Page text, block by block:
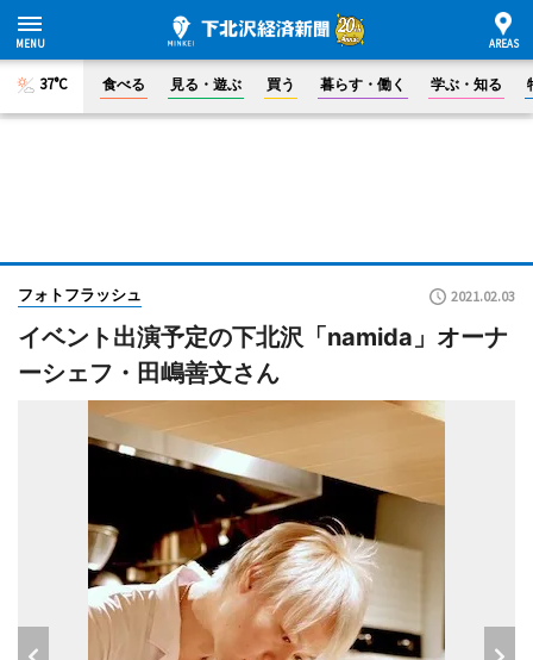
37°C 食べる 見る・遊ぶ 買う 暮らす・働く 学ぶ・知る
フォトフラッシュ 2021.02.03
イベント出演予定の下北沢「namida」オーナ
ーシェフ・田嶋善文さん